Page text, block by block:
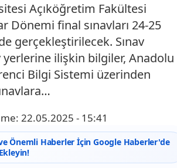
Açıköğretim Fakültesi
Dönemi final sınavları 24-25
gerçekleştirilecek. Sınav
yerlerine ilişkin bilgiler, Anadolu
Bilgi Sistemi üzerinden
22.05.2025 - 15:41
Önemli Haberler İçin Google Haberler'de